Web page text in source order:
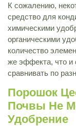
К сожалению,
средство для
химическими
органическими
количество
же эффекта, что и
сравнивать по
Порошок
Почвы Не
Удобрение